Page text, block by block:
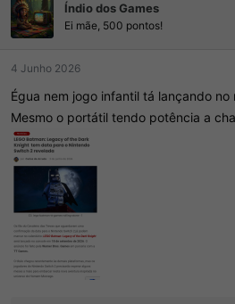
õ
e
s
Índio dos Games
Ei mãe, 500 pontos!
4 Junho 2026
Égua nem jogo infantil tá lançando no
Mesmo o portátil tendo potência a